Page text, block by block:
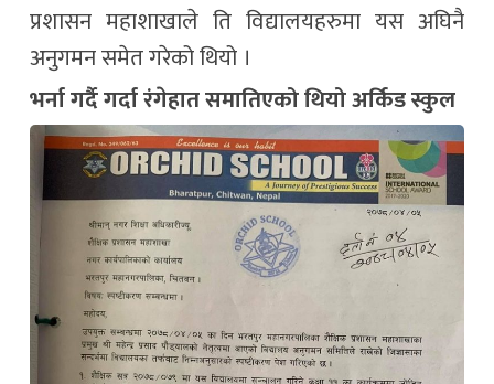
प्रशासन महाशाखाले ति विद्यालयहरुमा यस अघिनै
अनुगमन समेत गरेको थियो ।
भर्ना गर्दै गर्दा रंगेहात समातिएको थियो अर्किड स्कुल